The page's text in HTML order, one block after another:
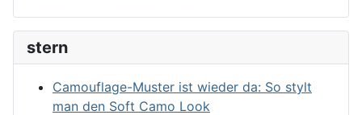
stern
Camouflage-Muster ist wieder da: So stylt
man den Soft Camo Look